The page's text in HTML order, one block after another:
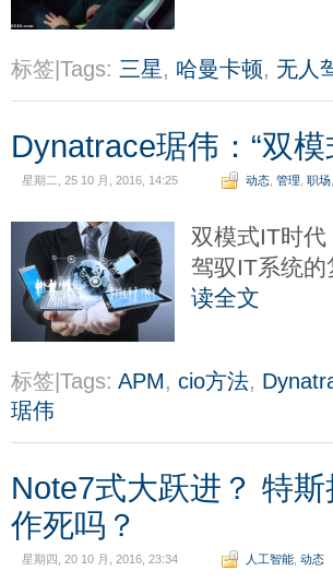
标签|Tags: 三星, 哈曼卡顿, 无人
Dynatrace琚伟：“双
星期二, 25 10 月, 2016, 14:25 动态 管理 职场
双模式IT时代
驾驭IT系统
读全文
标签|Tags: APM, cio方法,
琚伟
Note7式大跃进？ 特
作死吗？
星期四, 20 10 月, 2016, 23:34 人工智能 动态